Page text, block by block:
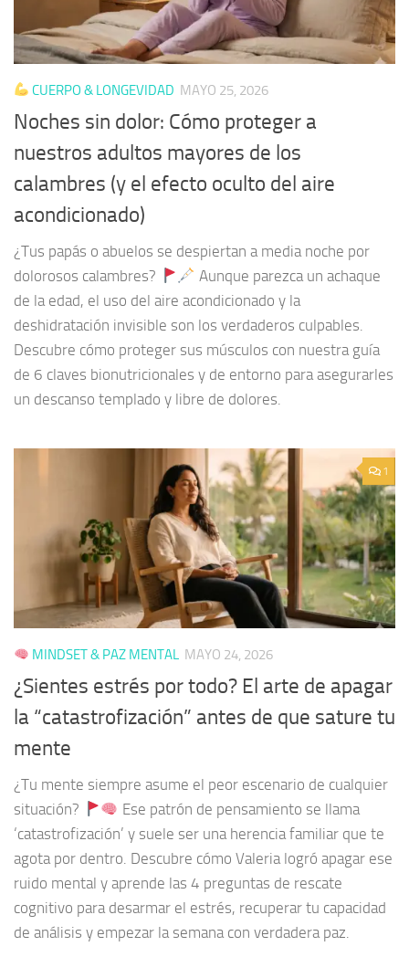
CUERPO & LONGEVIDAD MAYO 25, 2026
Noches sin dolor: Cómo proteger a
nuestros adultos mayores de los
calambres (y el efecto oculto del aire
acondicionado)
¿Tus papás o abuelos se despiertan a media noche por
dolorosos calambres?
Aunque parezca un achaque
de la edad, el uso del aire acondicionado y la
deshidratación invisible son los verdaderos culpables.
Descubre cómo proteger sus músculos con nuestra guía
de 6 claves bionutricionales y de entorno para asegurarles
un descanso templado y libre de dolores.
1
MINDSET & PAZ MENTAL MAYO 24, 2026
¿Sientes estrés por todo? El arte de apagar
la “catastrofización” antes de que sature tu
mente
¿Tu mente siempre asume el peor escenario de cualquier
situación?
Ese patrón de pensamiento se llama
‘catastrofización’ y suele ser una herencia familiar que te
agota por dentro. Descubre cómo Valeria logró apagar ese
ruido mental y aprende las 4 preguntas de rescate
cognitivo para desarmar el estrés, recuperar tu capacidad
de análisis y empezar la semana con verdadera paz.